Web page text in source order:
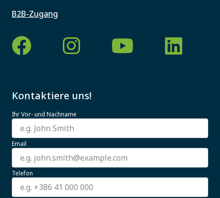
B2B-Zugang
Kontaktiere uns!
Ihr Vor- und Nachname
Email
Telefon